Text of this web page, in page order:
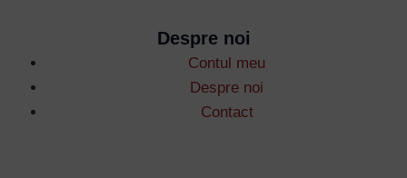
Despre noi
Contul meu
Despre noi
Contact
Remember Me
Lost your password?